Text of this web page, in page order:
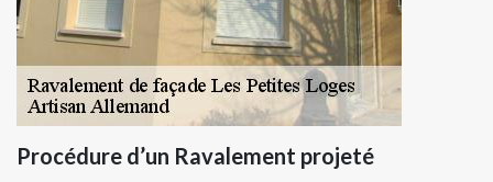
Procédure d’un Ravalement projeté